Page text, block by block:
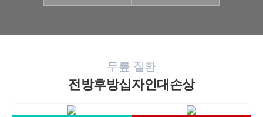
무릎 질환
전방후방십자인대손상